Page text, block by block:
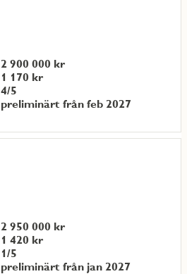
2 900 000 kr
1 170 kr
4/5
preliminärt från feb 2027
2 950 000 kr
1 420 kr
1/5
preliminärt från jan 2027